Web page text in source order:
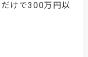
けで300万円以